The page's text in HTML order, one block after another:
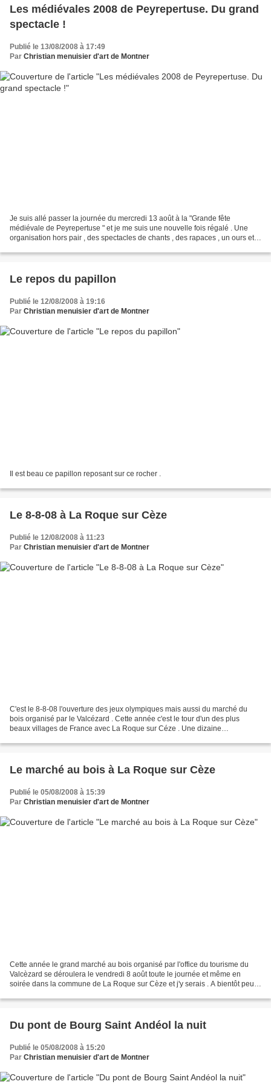
Les médiévales 2008 de Peyrepertuse. Du grand
spectacle !
Publié le 13/08/2008 à 17:49
Par Christian menuisier d'art de Montner
Je suis allé passer la journée du mercredi 13 août à la "Grande fête
médiévale de Peyrepertuse " et je me suis une nouvelle fois régalé . Une
organisation hors pair , des spectacles de chants , des rapaces , un ours et
Le repos du papillon
Publié le 12/08/2008 à 19:16
Par Christian menuisier d'art de Montner
Il est beau ce papillon reposant sur ce rocher .
Le 8-8-08 à La Roque sur Cèze
Publié le 12/08/2008 à 11:23
Par Christian menuisier d'art de Montner
C'est le 8-8-08 l'ouverture des jeux olympiques mais aussi du marché du
bois organisé par le Valcézard . Cette année c'est le tour d'un des plus
beaux villages de France avec La Roque sur Céze . Une dizaine
Le marché au bois à La Roque sur Cèze
Publié le 05/08/2008 à 15:39
Par Christian menuisier d'art de Montner
Cette année le grand marché au bois organisé par l'office du tourisme du
Valcèzard se déroulera le vendredi 8 août toute le journée et même en
soirée dans la commune de La Roque sur Cèze et j'y serais . A bientôt peut-
Du pont de Bourg Saint Andéol la nuit
Publié le 05/08/2008 à 15:20
Par Christian menuisier d'art de Montner